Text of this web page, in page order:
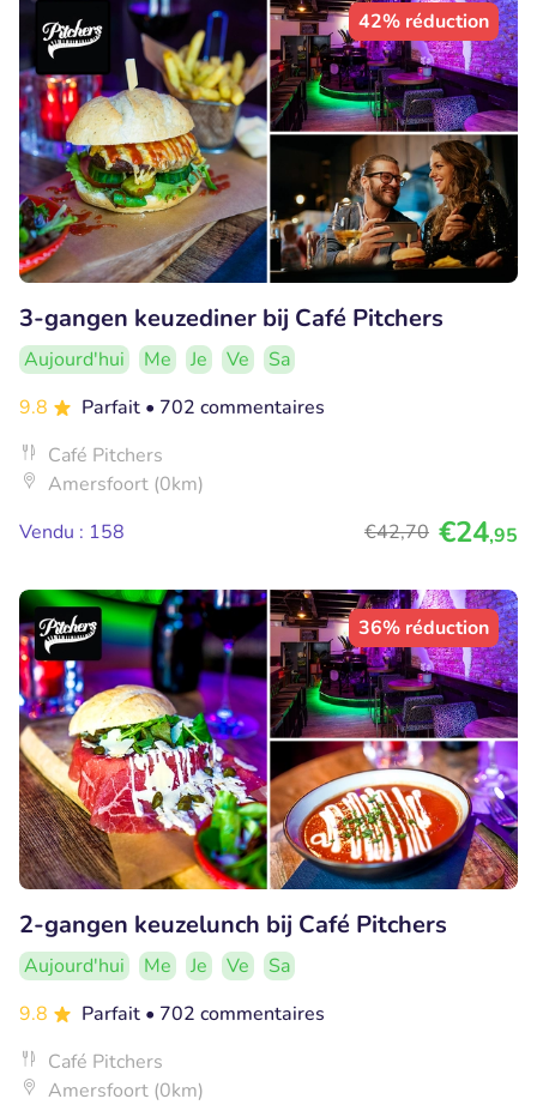
42% réduction
3-gangen keuzediner bij Café Pitchers
Aujourd'hui Me Je Ve
Sa
9.8
Parfait • 702 commentaires
Café Pitchers
Amersfoort (0km)
Vendu : 158
€42,70 €24,95
36% réduction
2-gangen keuzelunch bij Café Pitchers
Aujourd'hui Me Je Ve
Sa
9.8
Parfait • 702 commentaires
Café Pitchers
Amersfoort (0km)